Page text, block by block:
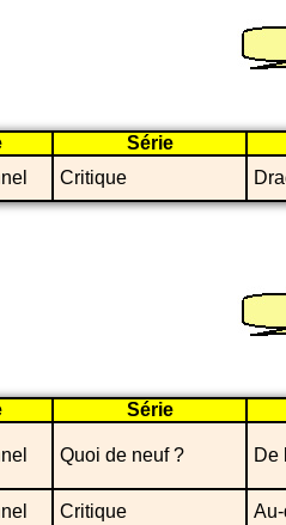
Série
Critique
Série
Quoi de neuf ? De
Critique